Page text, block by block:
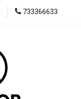
733366633